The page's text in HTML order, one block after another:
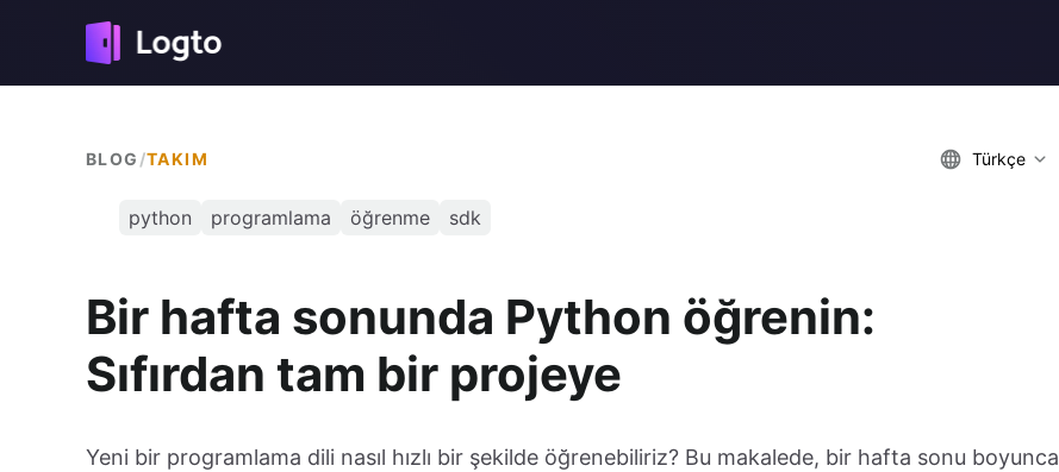
BLOG /TAKIM Türkçe
python programlama öğrenme sdk
Bir hafta sonunda Python öğrenin:
Sıfırdan tam bir projeye
Yeni bir programlama dili nasıl hızlı bir şekilde öğrenebiliriz? Bu makalede, bir hafta sonu boyunca